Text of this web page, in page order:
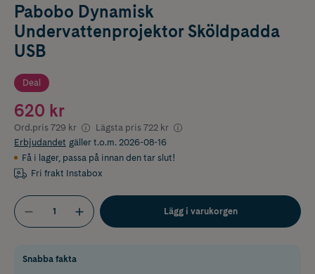
Pabobo Dynamisk
Undervattenprojektor Sköldpadda
USB
Deal
620 kr
Ord.pris 729 kr Lägsta pris 722 kr
Erbjudandet gäller t.o.m. 2026-08-16
Få i lager, passa på innan den tar slut!
Fri frakt Instabox
Lägg i varukorgen
Snabba fakta